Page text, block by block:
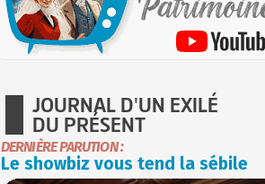
JOURNAL D'UN EXILÉ
DU PRÉSENT
DERNIÈRE PARUTION :
Le showbiz vous tend la sébile